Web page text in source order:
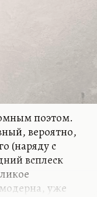
к отцу
Кафки «Письмо
всегда
он всегда —
поэтом.
вероятно,
(наряду с
всплеск
уже